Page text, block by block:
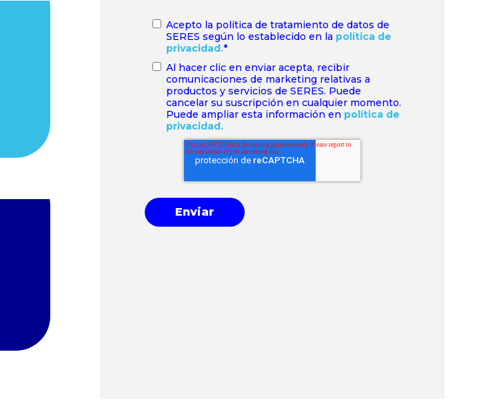
Acepto la política de tratamiento de datos de
SERES según lo establecido en la política de
privacidad.*
Al hacer clic en enviar acepta, recibir
comunicaciones de marketing relativas a
productos y servicios de SERES. Puede
cancelar su suscripción en cualquier momento.
Puede ampliar esta información en política de
privacidad.